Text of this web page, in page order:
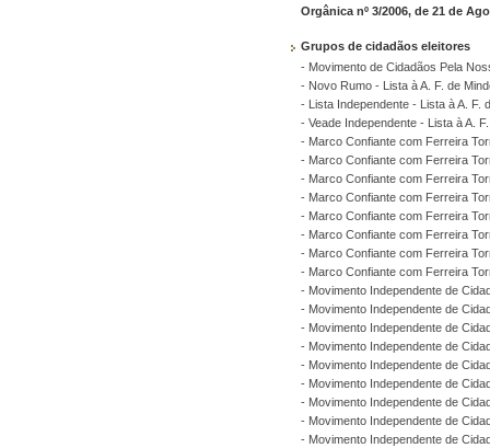
Orgânica nº 3/2006, de 21 de
Grupos de cidadãos eleitores
- Movimento de Cidadãos Pela
- Novo Rumo - Lista à A. F. de
- Lista Independente - Lista à A. F.
- Veade Independente - Lista à A.
- Marco Confiante com Ferreira
- Marco Confiante com Ferreira
- Marco Confiante com Ferreira
- Marco Confiante com Ferreira
- Marco Confiante com Ferreira
- Marco Confiante com Ferreira
- Marco Confiante com Ferreira
- Marco Confiante com Ferreira
- Movimento Independente de
- Movimento Independente de
- Movimento Independente de
- Movimento Independente de
- Movimento Independente de
- Movimento Independente de
- Movimento Independente de
- Movimento Independente de
- Movimento Independente de